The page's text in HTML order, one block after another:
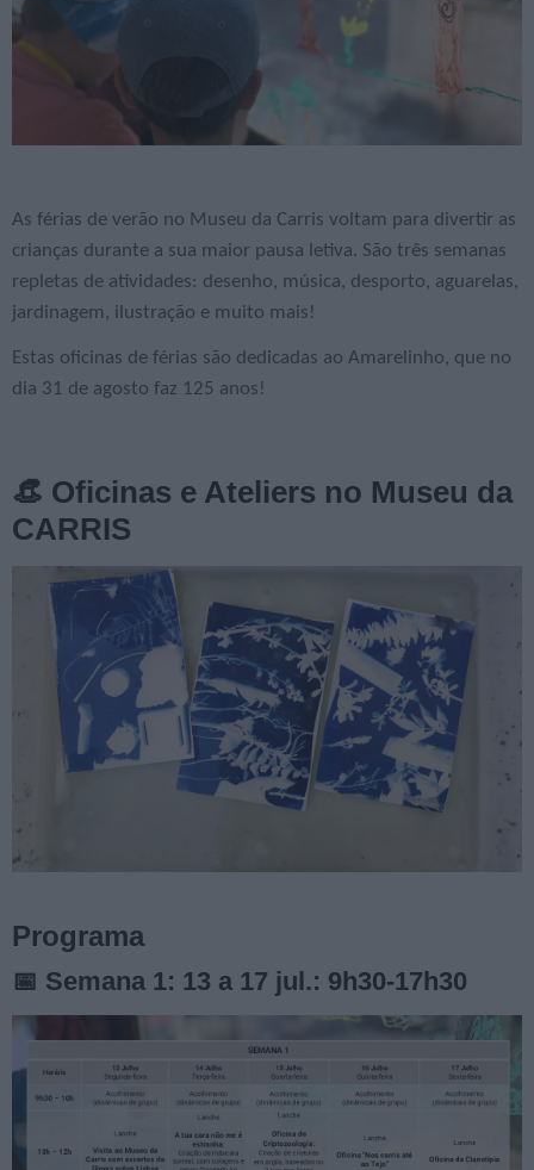
As férias de verão no Museu da Carris voltam para divertir as
crianças durante a sua maior pausa letiva. São três semanas
repletas de atividades: desenho, música, desporto, aguarelas,
jardinagem, ilustração e muito mais!
Estas oficinas de férias são dedicadas ao Amarelinho, que no
dia 31 de agosto faz 125 anos!
👒 Oficinas e Ateliers no Museu da
CARRIS
Programa
📅 Semana 1: 13 a 17 jul.: 9h30-17h30